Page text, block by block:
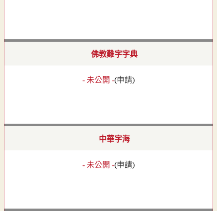
佛教難字字典
- 未公開 -(申請)
中華字海
- 未公開 -(申請)